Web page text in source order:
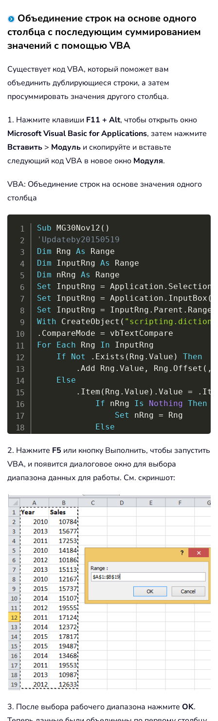
Объединение строк на основе одного
столбца с последующим суммированием
значений с помощью VBA
Существует код VBA, который поможет вам
объединить дублирующиеся строки, а затем
просуммировать значения другого столбца.
1. Нажмите клавиши F11 + Alt, чтобы открыть окно
Microsoft Visual Basic for Applications, затем нажмите
Вставить > Модуль и скопируйте и вставьте
следующий код VBA в новое окно Модуля.
VBA: Объединение строк на основе значения одного
столбца
Sub MG30Nov12 ( )
'Updateby20150519
Dim Rng As
Dim InputRng As
Dim nRng As
Set InputRng = Application .
Set InputRng = Application . InputBox (
Set InputRng = InputRng . Parent . Range
With CreateObject (
. CompareMode =
For
Each Rng In InputRng
If
Not . Exists ( Rng . Value )
Then
. Add Rng . Value , Rng . Offset ( ,
Else
. Item ( Rng . Value ) . Value = .
If nRng Is Nothing Then
Set nRng = Rng
Else
End If
End If
    nRng
.EntireRow.
Delete
End If
End
With
End
Sub
2. Нажмите F5 или кнопку Выполнить, чтобы запустить
VBA, и появится диалоговое окно для выбора
диапазона данных для работы. См. скриншот:
3. После выбора рабочего диапазона нажмите OK.